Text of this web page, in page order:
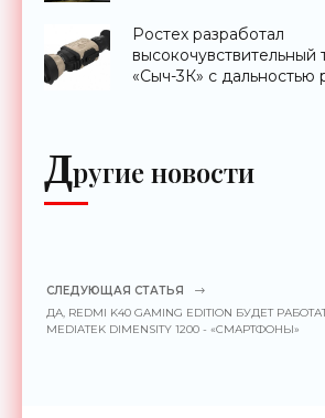
Ростех разработал
высокочувствительный
«Сыч-3К» с дальностью
Другие новости
СЛЕДУЮЩАЯ СТАТЬЯ
ДА, REDMI K40 GAMING EDITION БУДЕТ
MEDIATEK DIMENSITY 1200 - «СМАРТФОНЫ»